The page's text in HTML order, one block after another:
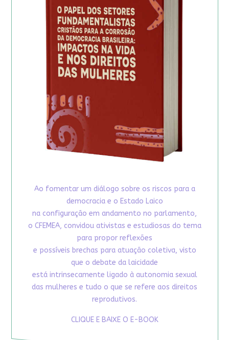
Ao fomentar um diálogo sobre os riscos para a
democracia e o Estado Laico
na configuração em andamento no parlamento,
o CFEMEA, convidou ativistas e estudiosas do tema
para propor reflexões
e possíveis brechas para atuação coletiva, visto
que o debate da laicidade
está intrinsecamente ligado à autonomia sexual
das mulheres e tudo o que se refere aos direitos
reprodutivos.
CLIQUE E BAIXE O E-BOOK